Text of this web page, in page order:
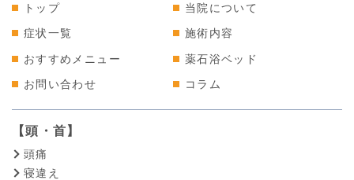
トップ 当院について
症状一覧 施術内容
おすすめメニュー 薬石浴ベッド
お問い合わせ コラム
【頭・首】
頭痛
寝違え